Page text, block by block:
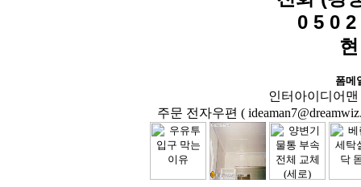
0 5 0
폼메
인터아이디어맨
주문 전자우편 (